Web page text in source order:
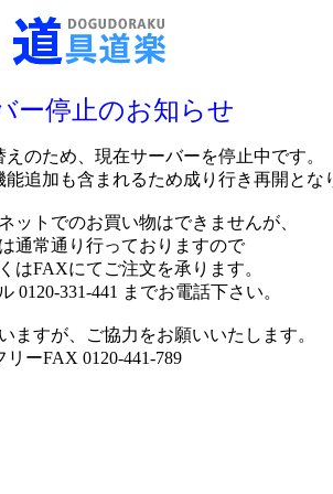
ー停止のお知らせ
のため、現在サーバーを停止中です。
追加も含まれるため成り行き再開とな
ットでのお買い物はできませんが、
通常通り行っておりますので
はFAXにてご注文を承ります。
0120-331-441 までお電話下さい。
ますが、ご協力をお願いいたします。
リーFAX 0120-441-789